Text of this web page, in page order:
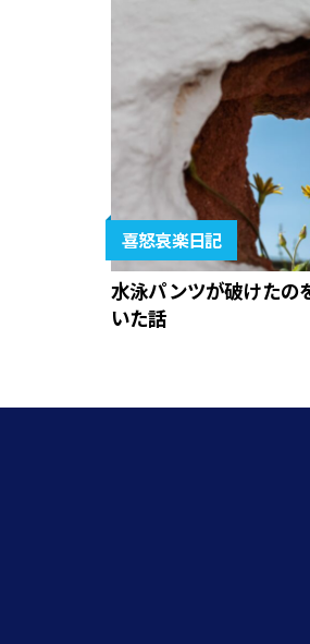
喜怒哀楽日記
水泳パンツが破けたの
いた話